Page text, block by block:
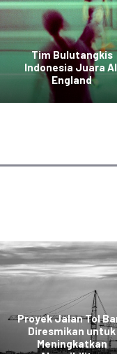
Tim Bulutangkis
Indonesia Juara
England
Proyek Jalan Tol
Diresmikan untuk
Meningkatkan